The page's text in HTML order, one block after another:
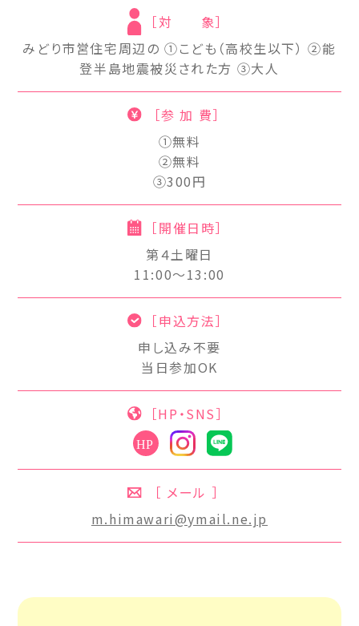
［対 象］
みどり市営住宅周辺の ①こども（高校生以下） ②能
登半島地震被災された方 ③大人
［参 加 費］
①無料
②無料
③300円
［開催日時］
第４土曜日
11:00～13:00
［申込方法］
申し込み不要
当日参加OK
［HP・SNS］
［ メール ］
m.himawari@ymail.ne.jp